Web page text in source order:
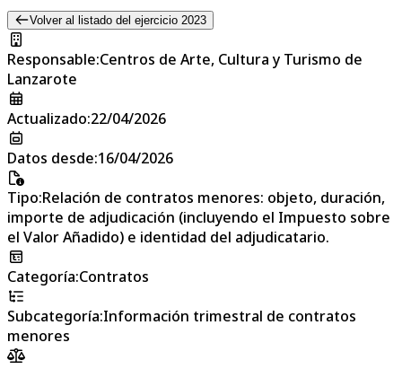
Volver al listado del ejercicio 2023
Responsable:Centros de Arte, Cultura y Turismo de
Lanzarote
Actualizado:22/04/2026
Datos desde:16/04/2026
Tipo:Relación de contratos menores: objeto, duración,
importe de adjudicación (incluyendo el Impuesto sobre
el Valor Añadido) e identidad del adjudicatario.
Categoría:Contratos
Subcategoría:Información trimestral de contratos
menores